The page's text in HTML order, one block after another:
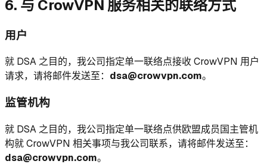
6. 与 CrowVPN 服务相关的联络方式
用户
就 DSA 之目的，我公司指定单一联络点接收 CrowVPN 用户
请求，请将邮件发送至： dsa@crowvpn.com。
监管机构
就 DSA 之目的，我公司指定单一联络点供欧盟成员国主管机
构就 CrowVPN 相关事项与我公司联系，请将邮件发送至：
dsa@crowvpn.com。